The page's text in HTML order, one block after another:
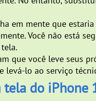
em mente que
Você não está
que você leve seus
levá-lo ao serviço
do iPhone